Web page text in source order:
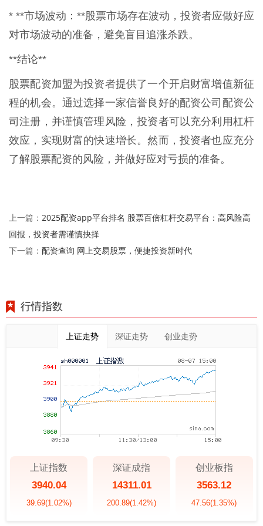
* **市场波动：**股票市场存在波动，投资者应做好应
对市场波动的准备，避免盲目追涨杀跌。
**结论**
股票配资加盟为投资者提供了一个开启财富增值新征
程的机会。通过选择一家信誉良好的配资公司配资公
司注册，并谨慎管理风险，投资者可以充分利用杠杆
效应，实现财富的快速增长。然而，投资者也应充分
了解股票配资的风险，并做好应对亏损的准备。
上一篇： 2025配资app平台排名 股票百倍杠杆交易平台：高风险高
回报，投资者需谨慎抉择
下一篇： 配资查询 网上交易股票，便捷投资新时代
行情指数
上证走势 深证走势 创业走势
上证指数
3940.04
39.69(1.02%)
深证成指
14311.01
200.89(1.42%)
创业板指
3563.12
47.56(1.35%)